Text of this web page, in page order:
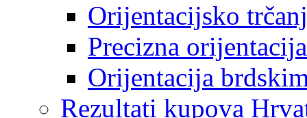
Orijentacijsko
Precizna orijentacija
Orijentacija
Rezultati kupova